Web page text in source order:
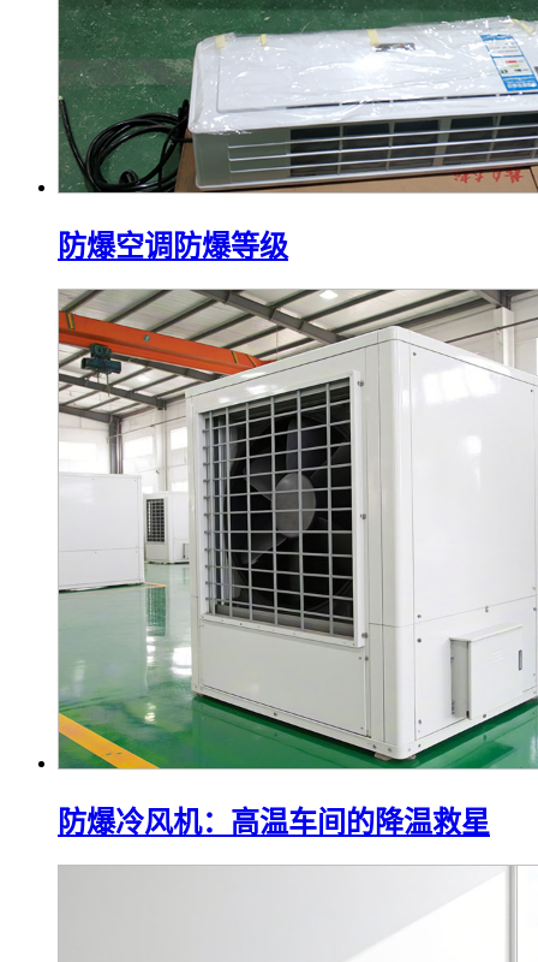
防爆空调防爆等级
防爆冷风机：高温车间的降温救星